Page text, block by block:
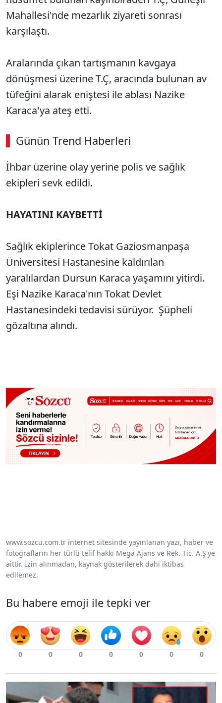
Mahallesi'nde mezarlık ziyareti sonrası
karşılaştı.
Aralarında çıkan tartışmanın kavgaya
dönüşmesi üzerine T.Ç, aracında bulunan av
tüfeğini alarak eniştesi ile ablası Nazike
Karaca'ya ateş etti.
Günün Trend Haberleri
00:02 / 09:08
Sesi Aç
İhbar üzerine olay yerine polis ve sağlık
ekipleri sevk edildi.
HAYATINI KAYBETTİ
Sağlık ekiplerince Tokat Gaziosmanpaşa
Üniversitesi Hastanesine kaldırılan
yaralılardan Dursun Karaca yaşamını yitirdi.
Eşi Nazike Karaca'nın Tokat Devlet
Hastanesindeki tedavisi sürüyor. Şüpheli
gözaltına alındı.
www.sozcu.com.tr internet sitesinde yayınlanan yazı, haber ve
fotoğrafların her türlü telif hakkı Mega Ajans ve Rek. Tic. A.Ş'ye
aittir. İzin alınmadan, kaynak gösterilerek dahi iktibas
edilemez.
Bu habere emoji ile tepki ver